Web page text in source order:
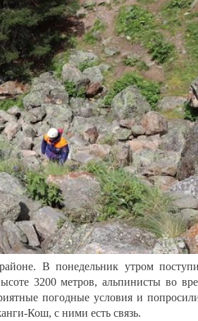
В понедельник утром
3200 метров, альпинисты во
погодные условия и
Кош, с ними есть связь.